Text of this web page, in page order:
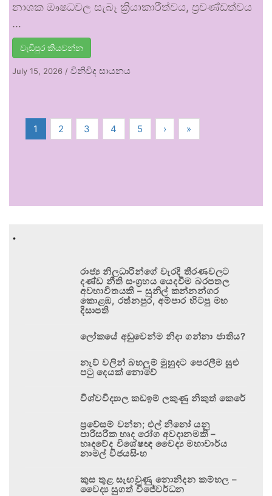
නාශක ඖෂධවල සැබෑ ක්‍රියාකාරීත්වය, ප්‍රචණ්ඩත්වය
…
වැඩිපුර කියවන්න
July 15, 2026 / විනිවිද සායනය
1 2 3 4 5 › »
.
රාජ්‍ය නිලධාරීන්ගේ වැරදි තීරණවලට
දණ්ඩ නීති සංග්‍රහය යෙදවීම බරපතල
අවභාවිතයකි – සුනිල් කන්නන්ගර
කොළඹ, රත්නපුර, අම්පාර හිටපු මහ
දිසාපති
ලෝකයේ අඩුවෙන්ම නිදා ගන්නා ජාතිය?
නැව් වලින් බහලුම් මුහුදට පෙරලීම සුළු
පටු දෙයක් නොවේ
විශ්වවිද්‍යාල කඩඉම් ලකුණු නිකුත් කෙරේ
ප්‍රවේසම් වන්න; එල් නිනෝ යනු
පාරිසරික හෘද රෝග අවදානමකි –
හෘදවේද විශේෂඥ වෛද්‍ය මහාචාර්ය
නාමල් විජයසිංහ
කුස තුළ සැඟවුණු නොනිදන කම්හල –
වෛද්‍ය සුගත් විජේවර්ධන